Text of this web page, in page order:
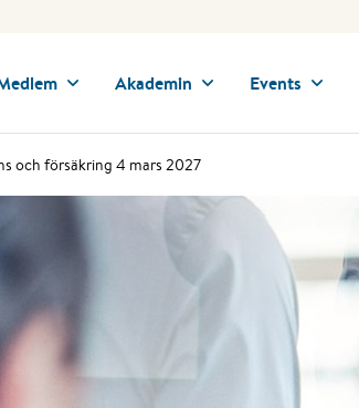
Akademin Events
och försäkring 4 mars 2027